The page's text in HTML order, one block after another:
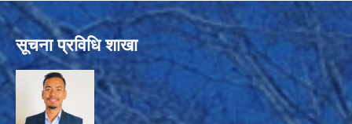
सूचना प्रविधि शाखा